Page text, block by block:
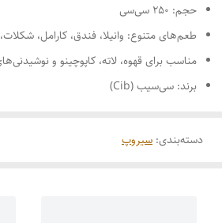
حجم: 250 سی‌سی
طعم‌های متنوع: وانیلا، فندق، کارامل،
مناسب برای قهوه، لاته، کاپوچینو و
برند: سی‌سیب (Cib)
دسته‌بندی: سیروپ